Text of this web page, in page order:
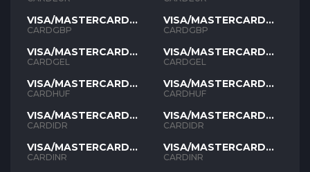
VISA/MASTERCARD
GBP
CARDGBP
VISA/MASTERCARD
GEL
CARDGEL
VISA/MASTERCARD
HUF
CARDHUF
VISA/MASTERCARD
IDR
CARDIDR
VISA/MASTERCARD
INR
CARDINR
VISA/MASTERCARD
GBP
CARDGBP
VISA/MASTERCARD
GEL
CARDGEL
VISA/MASTERCARD
HUF
CARDHUF
VISA/MASTERCARD
IDR
CARDIDR
VISA/MASTERCARD
INR
CARDINR